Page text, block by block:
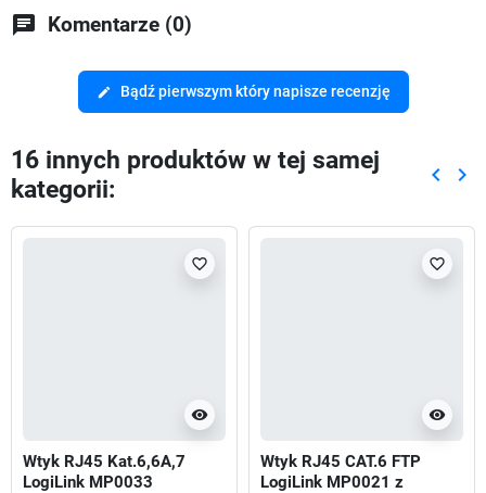
chat Komentarze (0)
edit Bądź pierwszym który napisze recenzję
16 innych produktów w tej samej
kategorii:
keyboard_arrow_left keyboard_arrow_right
visibility
favorite_border
Wtyk RJ45 Kat.6,6A,7
LogiLink MP0033
visibility
favorite_border
Wtyk RJ45 CAT.6 FTP
LogiLink MP0021 z